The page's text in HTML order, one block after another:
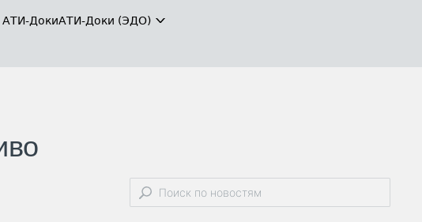
АТИ-ДокиАТИ-Доки (ЭДО)